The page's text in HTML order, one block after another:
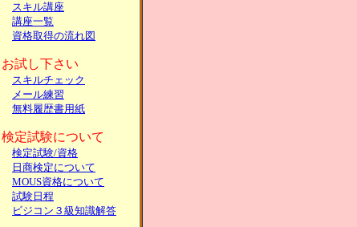
スキル講座
講座一覧
資格取得の流れ図
お試し下さい
スキルチェック
メール練習
無料履歴書用紙
検定試験について
検定試験/資格
日商検定について
MOUS資格について
試験日程
ビジコン３級知識解答